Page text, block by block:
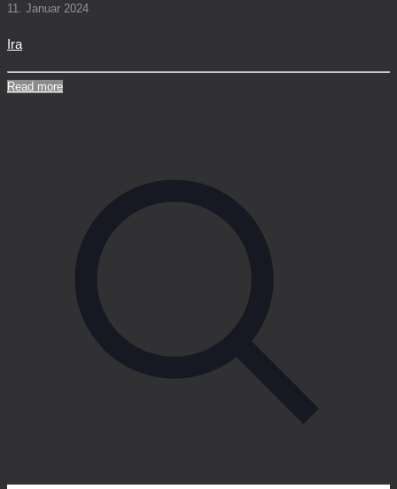
11. Januar 2024
Ira
Read more